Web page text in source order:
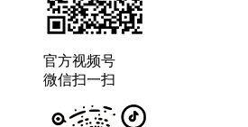
官方视频号
微信扫一扫